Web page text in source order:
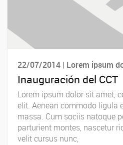
22/07/2014 | Lorem ipsum
Inauguración del CCT
Lorem ipsum dolor sit amet,
elit. Aenean commodo ligula
massa. Cum sociis natoque
parturient montes, nascetur
velit cursus nunc,